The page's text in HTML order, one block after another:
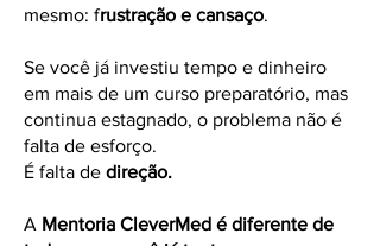
mesmo: frustração e cansaço.
Se você já investiu tempo e dinheiro
em mais de um curso preparatório, mas
continua estagnado, o problema não é
falta de esforço.
É falta de direção.
A Mentoria CleverMed é diferente de